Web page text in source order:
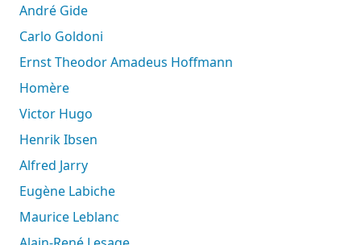
André Gide
Carlo Goldoni
Ernst Theodor Amadeus Hoffmann
Homère
Victor Hugo
Henrik Ibsen
Alfred Jarry
Eugène Labiche
Maurice Leblanc